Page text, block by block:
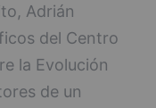
Adrián
del Centro
la Evolución
de un